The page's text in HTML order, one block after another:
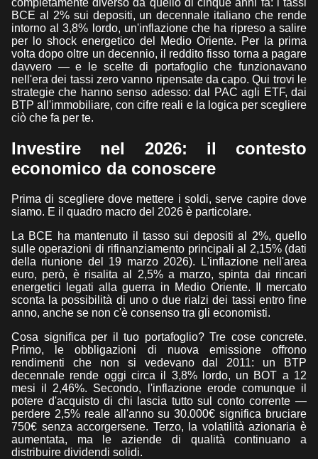
completamente diverso da quello di cinque anni fa: i tassi
BCE al 2% sui depositi, un decennale italiano che rende
intorno al 3,8% lordo, un'inflazione che ha ripreso a salire
per lo shock energetico del Medio Oriente. Per la prima
volta dopo oltre un decennio, il reddito fisso torna a pagare
davvero — e le scelte di portafoglio che funzionavano
nell'era dei tassi zero vanno ripensate da capo. Qui trovi le
strategie che hanno senso adesso: dal PAC agli ETF, dai
BTP all'immobiliare, con cifre reali e la logica per scegliere
ciò che fa per te.
Investire nel 2026: il contesto
economico da conoscere
Prima di scegliere dove mettere i soldi, serve capire dove
siamo. E il quadro macro del 2026 è particolare.
La BCE ha mantenuto il tasso sui depositi al 2%, quello
sulle operazioni di rifinanziamento principali al 2,15% (dati
della riunione del 19 marzo 2026). L'inflazione nell'area
euro, però, è risalita al 2,5% a marzo, spinta dai rincari
energetici legati alla guerra in Medio Oriente. Il mercato
sconta la possibilità di uno o due rialzi dei tassi entro fine
anno, anche se non c'è consenso tra gli economisti.
Cosa significa per il tuo portafoglio? Tre cose concrete.
Primo, le obbligazioni di nuova emissione offrono
rendimenti che non si vedevano dal 2011: un BTP
decennale rende oggi circa il 3,8% lordo, un BOT a 12
mesi il 2,46%. Secondo, l'inflazione erode comunque il
potere d'acquisto di chi lascia tutto sul conto corrente —
perdere 2,5% reale all'anno su 30.000€ significa bruciare
750€ senza accorgersene. Terzo, la volatilità azionaria è
aumentata, ma le aziende di qualità continuano a
distribuire dividendi solidi.